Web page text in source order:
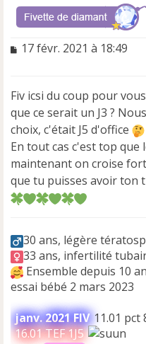
M
s
a
g
e
n
o
n
l
u
17 févr. 2021 à 18:49
Fiv icsi du coup pour
que ce serait un J3 ?
choix, c'était J5 d'office
En tout cas c'est top que
maintenant on croise
que tu puisses avoir ton
30 ans, légère
33 ans, infertilité
Ensemble depuis 10
essai bébé 2 mars 2023
janv. 2021 FIV 11.01 pct
16.01 TEF 1J5